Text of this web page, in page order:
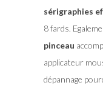
sérigraphies
8 fards.
pinceau
applicateur
dépannage